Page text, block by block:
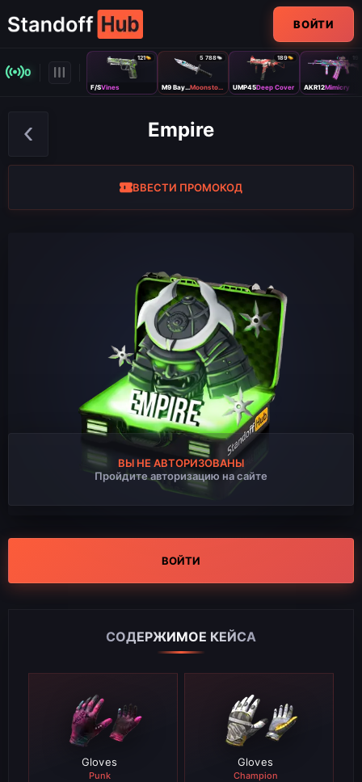
ВОЙТИ
0
121
F/SVines
5 788
M9 BayonetMoonstone
189
UMP45Deep Cover
19
AKR12Mimicry
Empire
ВВЕСТИ ПРОМОКОД
ВЫ НЕ АВТОРИЗОВАНЫ
Пройдите авторизацию на сайте
ВОЙТИ
СОДЕРЖИМОЕ КЕЙСА
Gloves
Punk
REGULAR
1735 0.01%
Gloves
Champion
REGULAR
1541 0.27%